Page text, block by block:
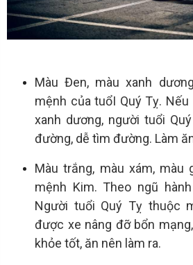
Màu Đen, màu xanh
mệnh của tuổI Quý Tỵ.
xanh dương, người tuổi
đường, dễ tìm đường. Làm
Màu trắng, màu xám,
mệnh Kim. Theo ngũ
Người tuổi Quý Tỵ thuộc
được xe nâng đỡ bổn
khỏe tốt, ăn nên làm ra.